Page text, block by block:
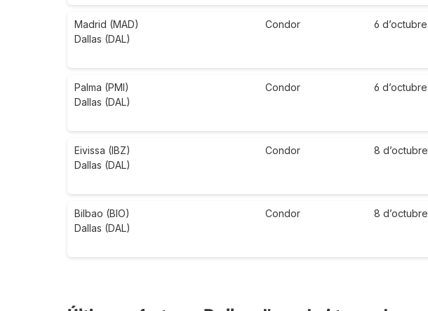
Madrid (MAD)
Dallas (DAL)
Condor 6 d’octubre
Palma (PMI)
Dallas (DAL)
Condor 6 d’octubre
Eivissa (IBZ)
Dallas (DAL)
Condor 8 d’octubre
Bilbao (BIO)
Dallas (DAL)
Condor 8 d’octubre